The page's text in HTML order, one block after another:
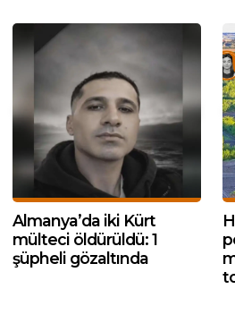
Almanya’da iki Kürt
mülteci öldürüldü: 1
şüpheli gözaltında